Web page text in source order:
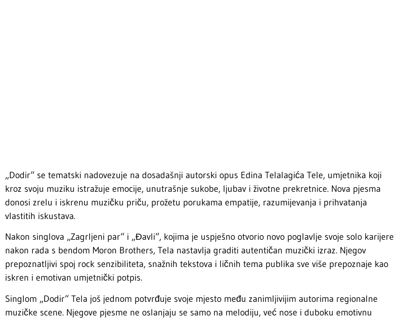
„Dodir“ se tematski nadovezuje na dosadašnji autorski opus Edina Telalagića Tele, umjetnika koji
kroz svoju muziku istražuje emocije, unutrašnje sukobe, ljubav i životne prekretnice. Nova pjesma
donosi zrelu i iskrenu muzičku priču, prožetu porukama empatije, razumijevanja i prihvatanja
vlastitih iskustava.
Nakon singlova „Zagrljeni par“ i „Đavli“, kojima je uspješno otvorio novo poglavlje svoje solo karijere
nakon rada s bendom Moron Brothers, Tela nastavlja graditi autentičan muzički izraz. Njegov
prepoznatljivi spoj rock senzibiliteta, snažnih tekstova i ličnih tema publika sve više prepoznaje kao
iskren i emotivan umjetnički potpis.
Singlom „Dodir“ Tela još jednom potvrđuje svoje mjesto među zanimljivijim autorima regionalne
muzičke scene. Njegove pjesme ne oslanjaju se samo na melodiju, već nose i duboku emotivnu